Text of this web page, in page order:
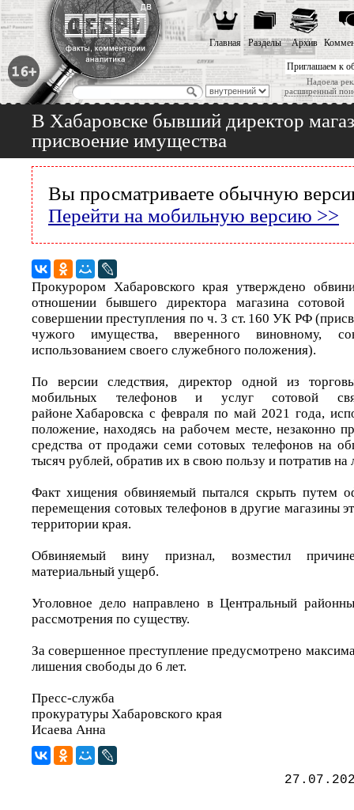
Приглашаем к
Надоела
расширенный
Главная Разделы Архив
В Хабаровске бывший директор
присвоение имущества
Вы просматриваете обычную
Перейти на мобильную версию >>
Прокурором Хабаровского края утверждено
отношении бывшего директора магазина сотовой
совершении преступления по ч. 3 ст. 160 УК РФ
чужого имущества, вверенного виновному,
использованием своего служебного положения).
По версии следствия, директор одной из
мобильных телефонов и услуг сотовой
районе Хабаровска с февраля по май 2021 года,
положение, находясь на рабочем месте, незаконно
средства от продажи семи сотовых телефонов на
тысяч рублей, обратив их в свою пользу и потратив
Факт хищения обвиняемый пытался скрыть путем
перемещения сотовых телефонов в другие магазины
территории края.
Обвиняемый вину признал, возместил
материальный ущерб.
Уголовное дело направлено в Центральный
рассмотрения по существу.
За совершенное преступление предусмотрено
лишения свободы до 6 лет.
Пресс-служба
прокуратуры Хабаровского края
Исаева Анна